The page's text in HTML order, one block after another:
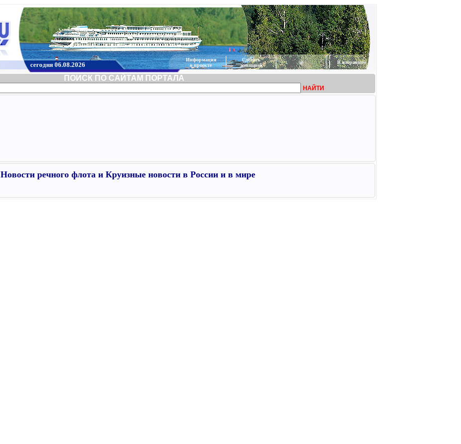
сегодня 06.08.2026
Информация
о проекте
Сделать
домашней
@ В избранное
ПОИСК ПО САЙТАМ ПОРТАЛА
НАЙТИ
Новости речного флота и Круизные новости в России и в мире